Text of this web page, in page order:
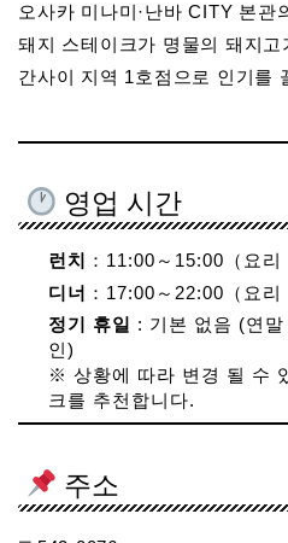
오사카 미나미·난바 CITY 본관
돼지 스테이크가 명물의 돼지
간사이 지역 1호점으로 인기를
영업 시간
런치 ：11:00～15:00（요리
디너 ：17:00～22:00（요리
정기 휴일 : 기본 없음 (연
인)
※ 상황에 따라 변경 될 수
크를 추천합니다.
주소